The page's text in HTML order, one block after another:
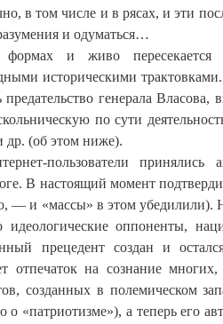
в том числе и в рясах, и эти
и одуматься…
формах и живо
историческими
генерала Власова,
по сути
др. (об этом ниже).
пользователи принялись
В настоящий момент
— и «массы» в этом
оппоненты,
прецедент создан и
отпечаток на сознание
созданных в полемическом
«патриотизме»), а теперь его